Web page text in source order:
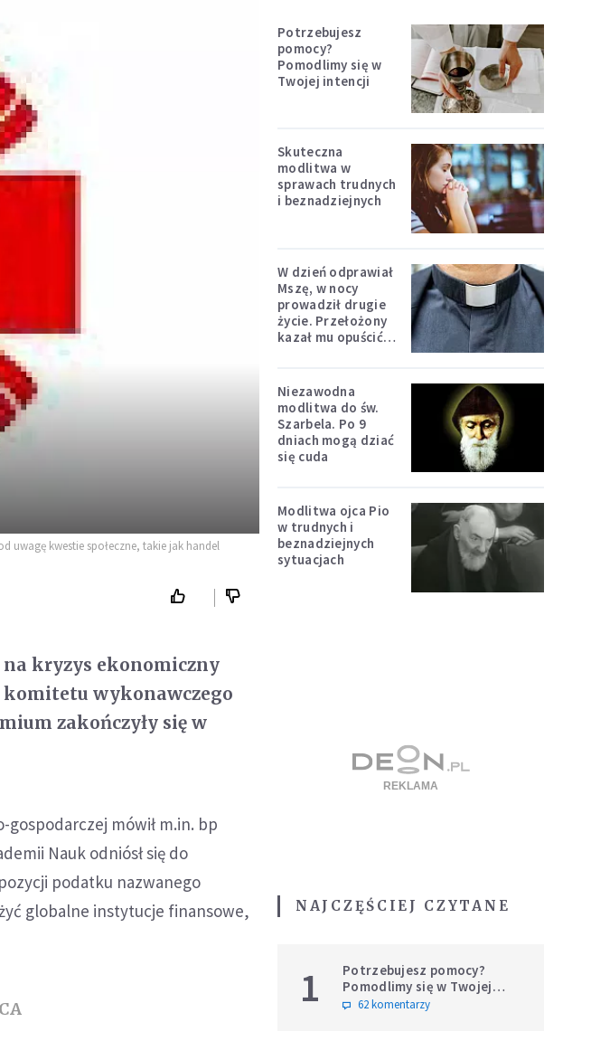
uwagę kwestie społeczne, takie jak handel
na kryzys ekonomiczny
komitetu wykonawczego
zakończyły się w
gospodarczej mówił m.in. bp
Nauk odniósł się do
podatku nazwanego
globalne instytucje finansowe,
Potrzebujesz
pomocy?
Pomodlimy się w
Twojej intencji
Skuteczna
modlitwa w
sprawach trudnych
i beznadziejnych
W dzień odprawiał
Mszę, w nocy
prowadził drugie
życie. Przełożony
kazał mu opuścić
Niezawodna
modlitwa do św.
Szarbela. Po 9
dniach mogą dziać
się cuda
Modlitwa ojca Pio
w trudnych i
beznadziejnych
sytuacjach
NAJCZĘŚCIEJ CZYTANE
1
Potrzebujesz pomocy?
Pomodlimy się w Twojej
intencji
62 komentarzy